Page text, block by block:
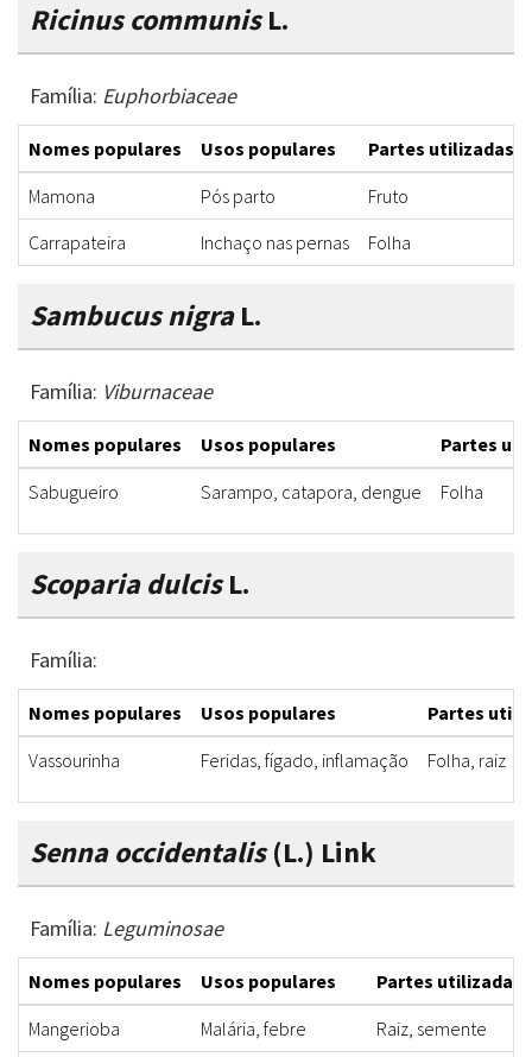
Ricinus communisL.
Família: Euphorbiaceae
Nomes populares Usos populares
Partes utilizadas
Mamona
Pós parto
Fruto
Carrapateira
Inchaço nas pernas Folha
Sambucus nigraL.
Família: Viburnaceae
Nomes populares Usos populares
Partes
Sabugueiro
Sarampo, catapora, dengue Folha
Scoparia dulcisL.
Família:
Nomes populares Usos populares
Partes
Vassourinha
Feridas, fígado, inflamação Folha, raiz
Senna occidentalis(L.) Link
Família: Leguminosae
Nomes populares Usos populares
Partes utilizadas
Mangerioba
Malária, febre
Raiz, semente